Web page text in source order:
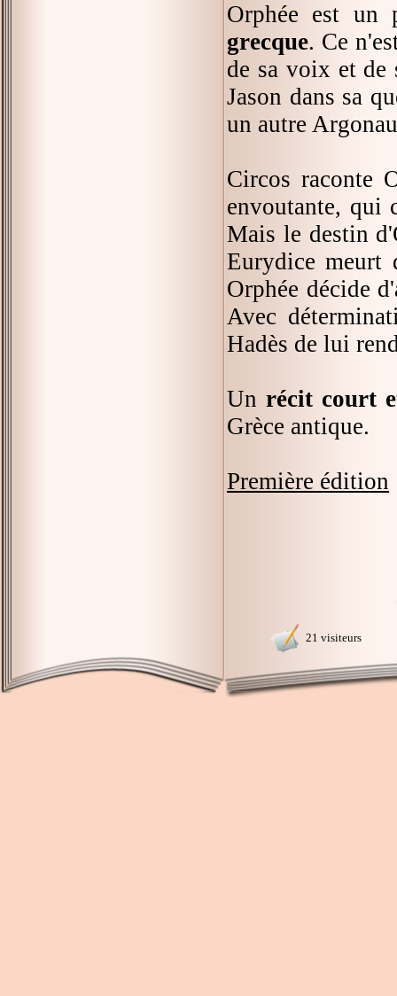
Orphée est un
grecque. Ce
de sa voix et de
Jason dans sa
un autre
Circos raconte
envoutante, qui
Mais le destin
Eurydice meurt
Orphée décide
Avec
Hadès de lui
Un récit court
Grèce antique.
Première édition
21 visiteurs